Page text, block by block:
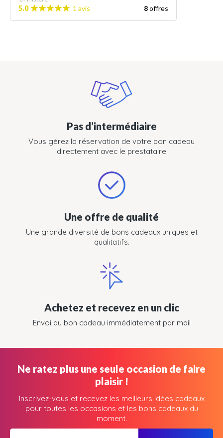
5.0 1 avis 8offres
Pas d’intermédiaire
Vous gérez la réservation de votre bon cadeau
directement avec le prestataire
Une offre de qualité
Une grande diversité de bons cadeaux uniques et
qualitatifs.
Achetez et recevez en un clic
Envoi du bon cadeau immédiatement par mail
Ne ratez plus une seule occasion de faire
plaisir !
Inscrivez-vous et recevez les meilleurs idées cadeaux
pour toutes les occasions et les bons cadeaux du
moment.